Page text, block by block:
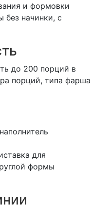
и формовки
без начинки, с
до 200 порций в
порций, типа фарша
для
формы